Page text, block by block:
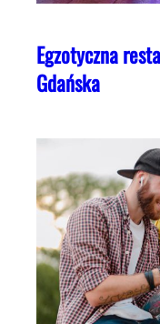
Egzotyczna
Gdańska